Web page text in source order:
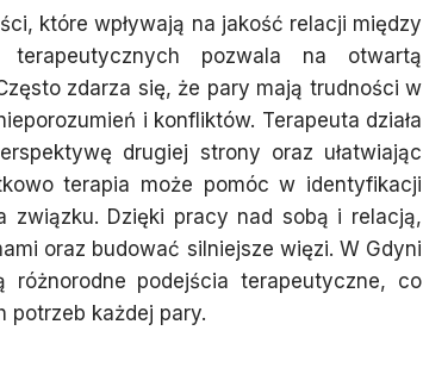
które wpływają na jakość relacji między
pozwala na otwartą
zdarza się, że pary mają trudności w
i konfliktów. Terapeuta działa
drugiej strony oraz ułatwiając
terapia może pomóc w identyfikacji
Dzięki pracy nad sobą i relacją,
oraz budować silniejsze więzi. W Gdyni
podejścia terapeutyczne, co
potrzeb każdej pary.